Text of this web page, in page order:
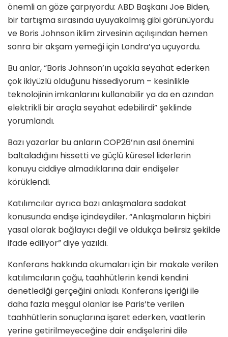
önemli an göze çarpıyordu: ABD Başkanı Joe Biden,
bir tartışma sırasında uyuyakalmış gibi görünüyordu
ve Boris Johnson iklim zirvesinin açılışından hemen
sonra bir akşam yemeği için Londra’ya uçuyordu.
Bu anlar, “Boris Johnson’ın uçakla seyahat ederken
çok ikiyüzlü olduğunu hissediyorum – kesinlikle
teknolojinin imkanlarını kullanabilir ya da en azından
elektrikli bir araçla seyahat edebilirdi” şeklinde
yorumlandı.
Bazı yazarlar bu anların COP26’nın asıl önemini
baltaladığını hissetti ve güçlü küresel liderlerin
konuyu ciddiye almadıklarına dair endişeler
körüklendi.
Katılımcılar ayrıca bazı anlaşmalara sadakat
konusunda endişe içindeydiler. “Anlaşmaların hiçbiri
yasal olarak bağlayıcı değil ve oldukça belirsiz şekilde
ifade ediliyor” diye yazıldı.
Konferans hakkında okumaları için bir makale verilen
katılımcıların çoğu, taahhütlerin kendi kendini
denetlediği gerçeğini anladı. Konferans içeriği ile
daha fazla meşgul olanlar ise Paris’te verilen
taahhütlerin sonuçlarına işaret ederken, vaatlerin
yerine getirilmeyeceğine dair endişelerini dile